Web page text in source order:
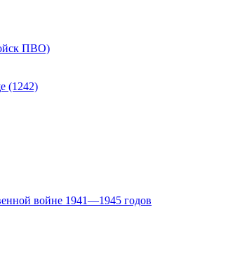
ПВО)
(1242)
войне 1941—1945 годов